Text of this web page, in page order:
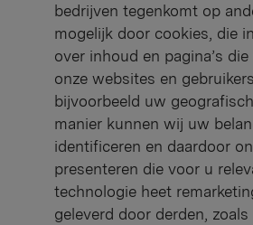
bedrijven tegenkomt op
mogelijk door cookies, die
over inhoud en pagina’s
onze websites en
bijvoorbeeld uw
manier kunnen wij uw
identificeren en daardoor
presenteren die voor u
technologie heet
geleverd door derden,